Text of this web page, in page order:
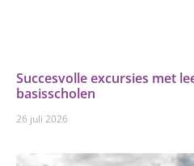
Succesvolle excursies met
basisscholen
26 juli 2026